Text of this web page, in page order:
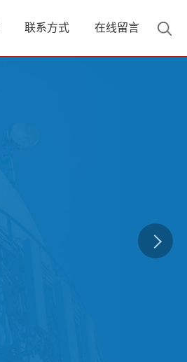
联系方式 在线留言